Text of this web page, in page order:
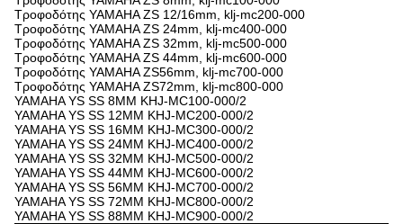
Τροφοδότης YAMAHA ZS 12/16mm, klj-mc200-000
Τροφοδότης YAMAHA ZS 24mm, klj-mc400-000
Τροφοδότης YAMAHA ZS 32mm, klj-mc500-000
Τροφοδότης YAMAHA ZS 44mm, klj-mc600-000
Τροφοδότης YAMAHA ZS56mm, klj-mc700-000
Τροφοδότης YAMAHA ZS72mm, klj-mc800-000
YAMAHA YS SS 8MM KHJ-MC100-000/2
YAMAHA YS SS 12MM KHJ-MC200-000/2
YAMAHA YS SS 16MM KHJ-MC300-000/2
YAMAHA YS SS 24MM KHJ-MC400-000/2
YAMAHA YS SS 32MM KHJ-MC500-000/2
YAMAHA YS SS 44MM KHJ-MC600-000/2
YAMAHA YS SS 56MM KHJ-MC700-000/2
YAMAHA YS SS 72MM KHJ-MC800-000/2
YAMAHA YS SS 88MM KHJ-MC900-000/2